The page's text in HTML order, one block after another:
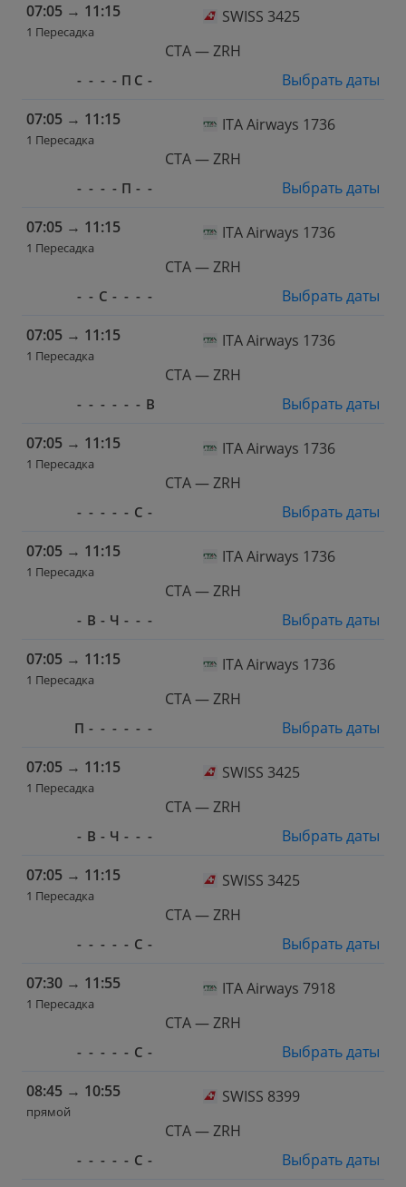
07:05 → 11:15
1 Пересадка
SWISS 3425
CTA — ZRH
- - - - П С -
Выбрать даты
07:05 → 11:15
1 Пересадка
ITA Airways 1736
CTA — ZRH
- - - - П - -
Выбрать даты
07:05 → 11:15
1 Пересадка
ITA Airways 1736
CTA — ZRH
- - С - - - -
Выбрать даты
07:05 → 11:15
1 Пересадка
ITA Airways 1736
CTA — ZRH
- - - - - - В
Выбрать даты
07:05 → 11:15
1 Пересадка
ITA Airways 1736
CTA — ZRH
- - - - - С -
Выбрать даты
07:05 → 11:15
1 Пересадка
ITA Airways 1736
CTA — ZRH
- В - Ч - - -
Выбрать даты
07:05 → 11:15
1 Пересадка
ITA Airways 1736
CTA — ZRH
П - - - - - -
Выбрать даты
07:05 → 11:15
1 Пересадка
SWISS 3425
CTA — ZRH
- В - Ч - - -
Выбрать даты
07:05 → 11:15
1 Пересадка
SWISS 3425
CTA — ZRH
- - - - - С -
Выбрать даты
07:30 → 11:55
1 Пересадка
ITA Airways 7918
CTA — ZRH
- - - - - С -
Выбрать даты
08:45 → 10:55
прямой
SWISS 8399
CTA — ZRH
- - - - - С -
Выбрать даты